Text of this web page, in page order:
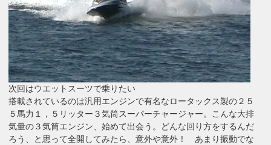
次回はウエットスーツで乗りたい
搭載されているのは汎用エンジンで有名なロータックス製の２５
５馬力１，５リッター３気筒スーパーチャージャー。こんな大排
気量の３気筒エンジン、始めて出会う。どんな回り方をするんだ
ろう、と思って全開してみたら、意外や意外！ あまり振動でな